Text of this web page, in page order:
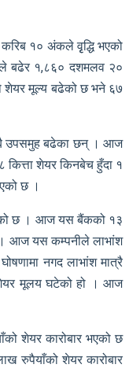
१० अंकले वृृद्धि भएको
बढेर १,८६० दशमलव २०
शेयर मूल्य बढेको छ भने ६७
उपसमुह बढेका छन् । आज
शेयर किनबेच हुँदा १
छ ।
छ । आज यस बैंकको १३
आज यस कम्पनीले लाभांश
नगद लाभांश मात्रै
शेयर मूलय घटेको हो । आज
शेयर कारोबार भएको छ
रुपैयाँको शेयर कारोबार